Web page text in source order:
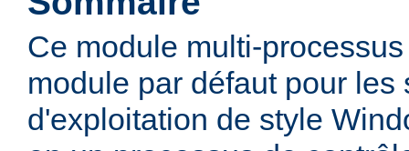
Ce module multi-
module par défaut pour les
d'exploitation de style